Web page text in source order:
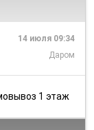
14 июля 09:34
Даром
1 этаж